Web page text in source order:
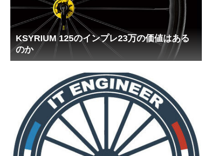
KSYRIUM 125のインプレ23万の価値はある
のか